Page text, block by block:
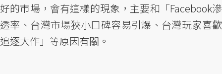
好的市場，會有這樣的現象，主要和「Facebook滲
透率、台灣市場狹小口碑容易引爆、台灣玩家喜歡
追逐大作」等原因有關。